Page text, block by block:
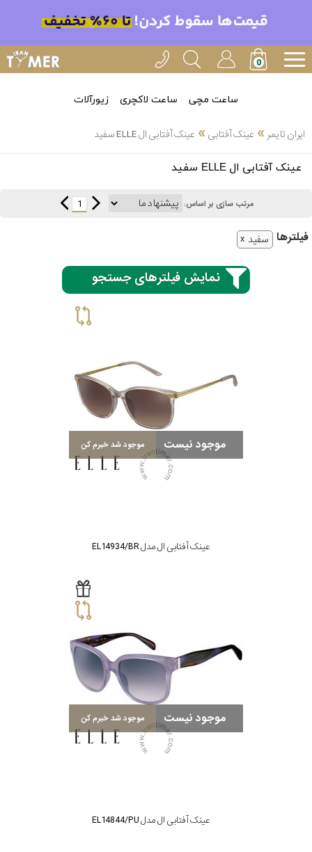
ساعت مچی ساعت لاکچری زیورآلات
ایران تایمر » عینک آفتابی» عینک آفتابی ال ELLE سفید
عینک آفتابی ال ELLE سفید
مرتب سازی بر اساس: 1
فیلتر‌ها سفید
نمایش فیلترهای جستجو
موجود نیست موجود شد خبرم کن
عینک آفتابی ال مدل EL14934/BR
موجود نیست موجود شد خبرم کن
عینک آفتابی ال مدل EL14844/PU
انتخاب
بین 3
3